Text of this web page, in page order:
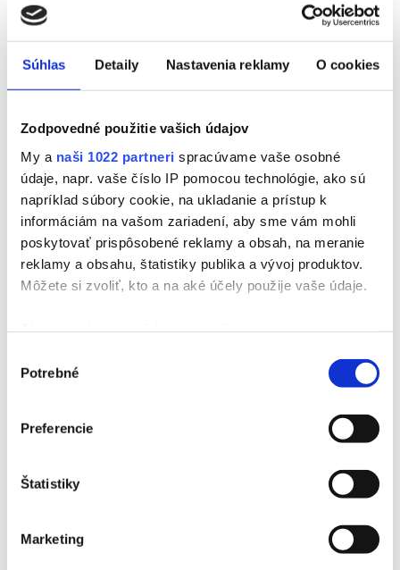
Súhlas Detaily Nastavenia reklamy O cookies
Zodpovedné použitie vašich údajov
My a naši 1022 partneri spracúvame vaše osobné
údaje, napr. vaše číslo IP pomocou technológie, ako sú
napríklad súbory cookie, na ukladanie a prístup k
informáciám na vašom zariadení, aby sme vám mohli
poskytovať prispôsobené reklamy a obsah, na meranie
reklamy a obsahu, štatistiky publika a vývoj produktov.
Môžete si zvoliť, kto a na aké účely použije vaše údaje.
polohe s presnosťou na niekoľko metrov
skenovaním konkrétnych charakteristík (odtlačky
prstov).
údaje, nájdete v časti s
. Súhlas
súhlasu
Potrebné
Preferencie
Štatistiky
Marketing